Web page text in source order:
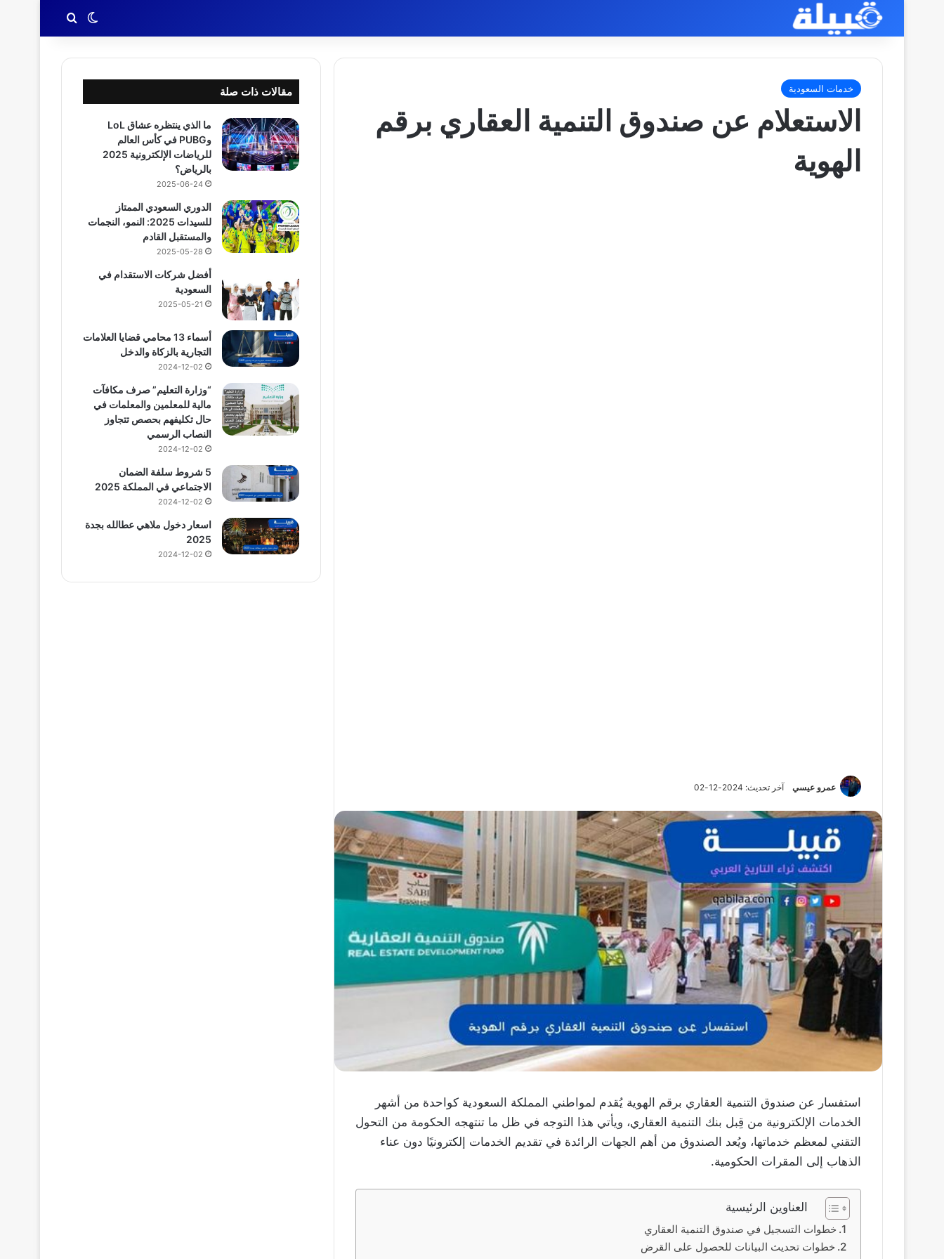
الوضع المظلم
بحث عن
خدمات السعودية
الاستعلام عن صندوق التنمية العقاري برقم
الهوية
عمرو عيسي آخر تحديث: 2024-12-02
استفسار عن صندوق التنمية العقاري برقم الهوية يُقدم لمواطني المملكة السعودية كواحدة من أشهر
الخدمات الإلكترونية من قِبل بنك التنمية العقاري، ويأتي هذا التوجه في ظل ما تنتهجه الحكومة من التحول
التقني لمعظم خدماتها، ويُعد الصندوق من أهم الجهات الرائدة في تقديم الخدمات إلكترونيًا دون عناء
الذهاب إلى المقرات الحكومية.
العناوين الرئيسية
خطوات التسجيل في صندوق التنمية العقاري
خطوات تحديث البيانات للحصول على القرض
مقالات ذات صلة
ما الذي ينتظره عشاق LoL
وPUBG في كأس العالم
للرياضات الإلكترونية 2025
بالرياض؟
2025-06-24
الدوري السعودي الممتاز
للسيدات 2025: النمو، النجمات
والمستقبل القادم
2025-05-28
أفضل شركات الاستقدام في
السعودية
2025-05-21
أسماء 13 محامي قضايا العلامات
التجارية بالزكاة والدخل
2024-12-02
“وزارة التعليم” صرف مكافآت
مالية للمعلمين والمعلمات في
حال تكليفهم بحصص تتجاوز
النصاب الرسمي
2024-12-02
5 شروط سلفة الضمان
الاجتماعي في المملكة 2025
2024-12-02
اسعار دخول ملاهي عطالله بجدة
2025
2024-12-02